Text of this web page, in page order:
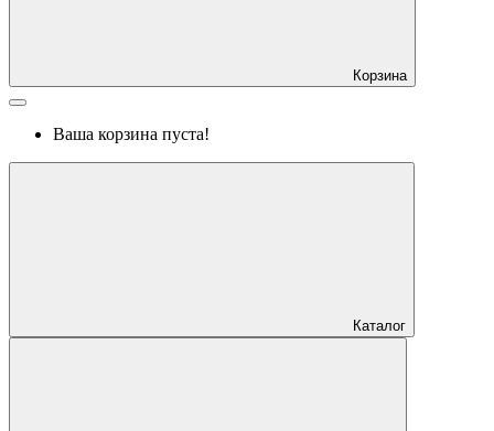
Корзина
Ваша корзина пуста!
Каталог